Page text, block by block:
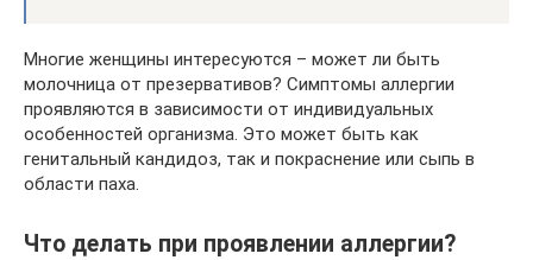
Многие женщины интересуются – может ли быть
молочница от презервативов? Симптомы аллергии
проявляются в зависимости от индивидуальных
особенностей организма. Это может быть как
генитальный кандидоз, так и покраснение или сыпь в
области паха.
Что делать при проявлении аллергии?